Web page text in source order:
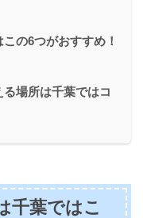
の6つがおすすめ！
場所は千葉ではコ
千葉ではこ